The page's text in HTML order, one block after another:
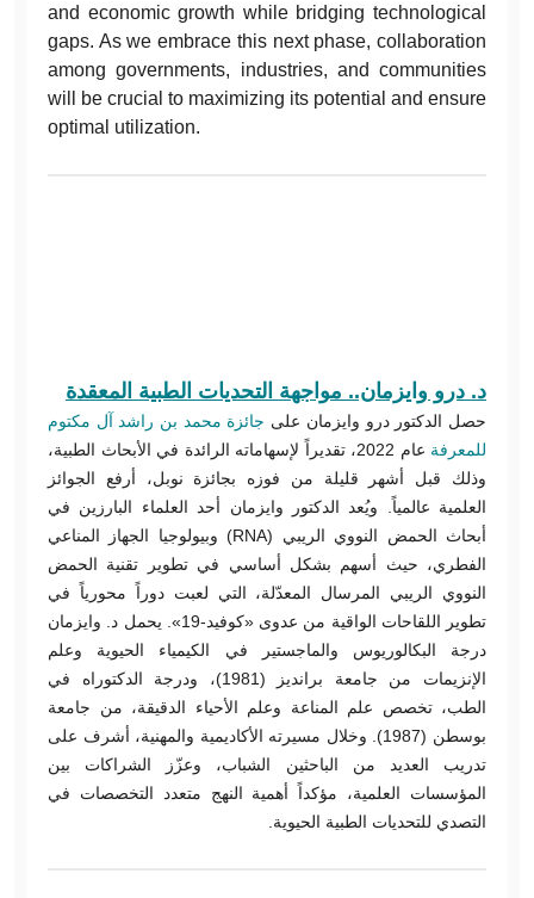
and economic growth while bridging technological
gaps. As we embrace this next phase, collaboration
among governments, industries, and communities
will be crucial to maximizing its potential and ensure
optimal utilization.
د. درو وايزمان.. مواجهة التحديات الطبية المعقدة
حصل الدكتور درو وايزمان على جائزة محمد بن راشد آل مكتوم
للمعرفة
عام 2022، تقديراً لإسهاماته الرائدة في الأبحاث الطبية،
وذلك قبل أشهر قليلة من فوزه بجائزة نوبل، أرفع الجوائز
العلمية عالمياً. ويُعد الدكتور وايزمان أحد العلماء البارزين في
أبحاث الحمض النووي الريبي (RNA) وبيولوجيا الجهاز المناعي
الفطري، حيث أسهم بشكل أساسي في تطوير تقنية الحمض
النووي الريبي المرسال المعدّلة، التي لعبت دوراً محورياً في
تطوير اللقاحات الواقية من عدوى «كوفيد-19». يحمل د. وايزمان
درجة البكالوريوس والماجستير في الكيمياء الحيوية وعلم
الإنزيمات من جامعة برانديز (1981)، ودرجة الدكتوراه في
الطب، تخصص علم المناعة وعلم الأحياء الدقيقة، من جامعة
بوسطن (1987). وخلال مسيرته الأكاديمية والمهنية، أشرف على
تدريب العديد من الباحثين الشباب، وعزّز الشراكات بين
المؤسسات العلمية، مؤكداً أهمية النهج متعدد التخصصات في
التصدي للتحديات الطبية الحيوية.